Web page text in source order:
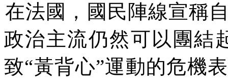
在法國，國民陣線宣稱
政治主流仍然可以團結
致“黃背心”運動的危機